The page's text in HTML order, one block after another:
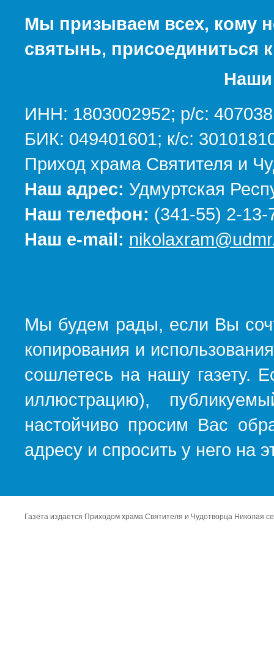
Мы призываем всех, кому
святынь, присоединиться
Наши
ИНН: 1803002952; р/с:
БИК: 049401601; к/с:
Приход храма Святителя и
Наш адрес: Удмуртская
Наш телефон: (341-55) 2-13-
Наш e-mail:
Мы будем рады, если Вы
копирования и
сошлетесь на нашу газету.
иллюстрацию),
настойчиво просим Вас
адресу и спросить у него на
Газета издается Приходом храма Святителя и Чудотворца Николая